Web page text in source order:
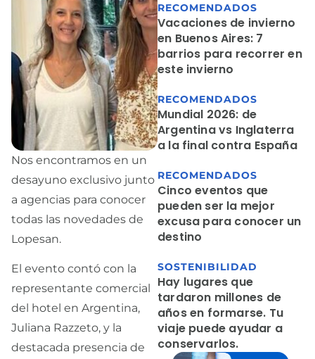
Nos encontramos en un
desayuno exclusivo junto
a agencias para conocer
todas las novedades de
Lopesan.
El evento contó con la
representante comercial
del hotel en Argentina,
Juliana Razzeto, y la
destacada presencia de
RECOMENDADOS
Vacaciones de invierno
en Buenos Aires: 7
barrios para recorrer en
este invierno
RECOMENDADOS
Mundial 2026: de
Argentina vs Inglaterra
a la final contra España
RECOMENDADOS
Cinco eventos que
pueden ser la mejor
excusa para conocer un
destino
SOSTENIBILIDAD
Hay lugares que
tardaron millones de
años en formarse. Tu
viaje puede ayudar a
conservarlos.